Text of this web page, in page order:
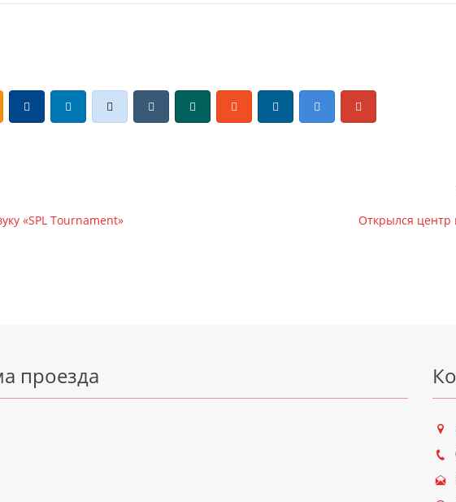
«SPL Tournament»
Открылся центр
проезда